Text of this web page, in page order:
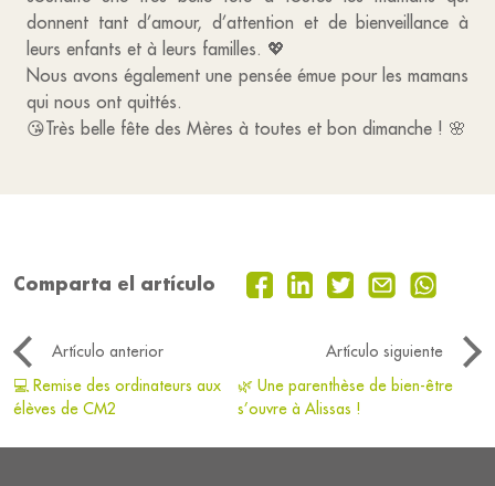
donnent tant d’amour, d’attention et de bienveillance à
leurs enfants et à leurs familles. 💖
Nous avons également une pensée émue pour les mamans
qui nous ont quittés.
😘Très belle fête des Mères à toutes et bon dimanche ! 🌸
Comparta el artículo
Artículo anterior
Artículo siguiente
💻 Remise des ordinateurs aux
élèves de CM2
🌿 Une parenthèse de bien-être
s’ouvre à Alissas !